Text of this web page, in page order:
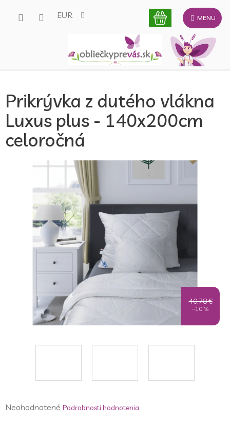
EUR
Prikrývka z dutého vlákna
Luxus plus - 140x200cm
celoročná
40,78 €
–10 %
Priemerné
Neohodnotené Podrobnosti hodnotenia